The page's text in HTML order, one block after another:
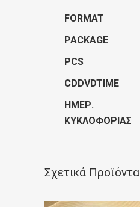
FORMAT
PACKAGE
PCS
CDDVDTIME
ΗΜΕΡ.
ΚΥΚΛΟΦΟΡΊΑΣ
Σχετικά Προϊόντα